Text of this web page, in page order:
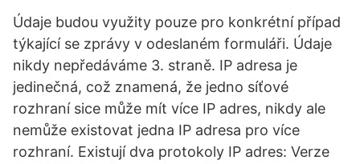
Údaje budou využity pouze pro konkrétní případ
týkající se zprávy v odeslaném formuláři. Údaje
nikdy nepředáváme 3. straně. IP adresa je
jedinečná, což znamená, že jedno síťové
rozhraní sice může mít více IP adres, nikdy ale
nemůže existovat jedna IP adresa pro více
rozhraní. Existují dva protokoly IP adres: Verze